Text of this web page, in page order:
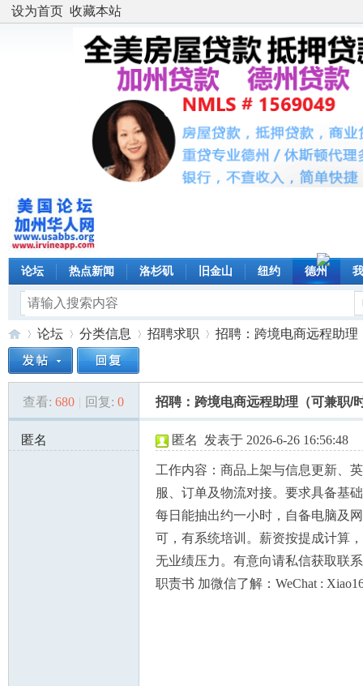
设为首页 收藏本站
论坛 热点新闻 洛杉矶 旧金山 纽约 德州
»
论坛
›
分类信息 招聘求职
›
招聘：跨境电商远程助理
查看: 680 | 回复: 0 招聘：跨境电商远程助理（可兼职/
匿名
匿名 发表于 2026-6-26 16:56:48
工作内容：商品上架与信息更新、
服、订单及物流对接。要求具备基
每日能抽出约一小时，自备电脑及
可，有系统培训。薪资按提成计算
无业绩压力。有意向请私信获取联
职责书 加微信了解：WeChat :